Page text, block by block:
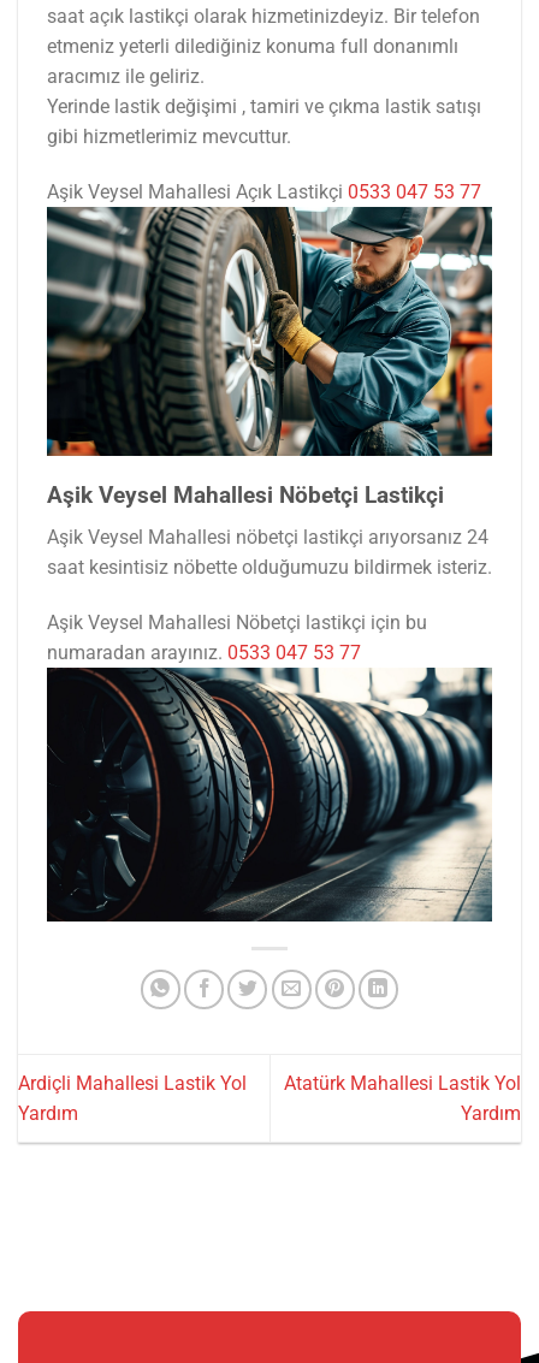
saat açık lastikçi olarak hizmetinizdeyiz. Bir telefon
etmeniz yeterli dilediğiniz konuma full donanımlı
aracımız ile geliriz.
Yerinde lastik değişimi , tamiri ve çıkma lastik satışı
gibi hizmetlerimiz mevcuttur.
Aşik Veysel Mahallesi Açık Lastikçi 0533 047 53 77
Aşik Veysel Mahallesi Nöbetçi Lastikçi
Aşik Veysel Mahallesi nöbetçi lastikçi arıyorsanız 24
saat kesintisiz nöbette olduğumuzu bildirmek isteriz.
Aşik Veysel Mahallesi Nöbetçi lastikçi için bu
numaradan arayınız. 0533 047 53 77
Ardiçli Mahallesi Lastik Yol
Yardım
Atatürk Mahallesi Lastik Yol
Yardım